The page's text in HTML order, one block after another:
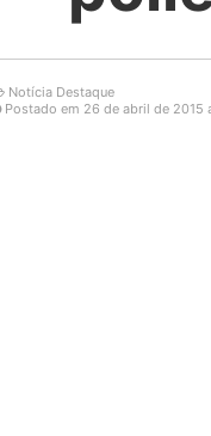
Notícia Destaque
Postado em 26 de abril de 2015